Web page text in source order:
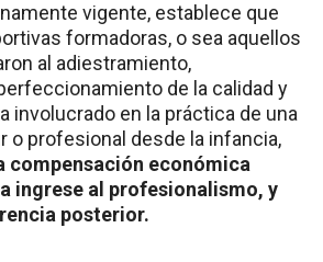
vigente, establece que
formadoras, o sea aquellos
al adiestramiento,
de la calidad y
involucrado en la práctica de una
o profesional desde la infancia,
compensación económica
ingrese al profesionalismo, y
posterior.